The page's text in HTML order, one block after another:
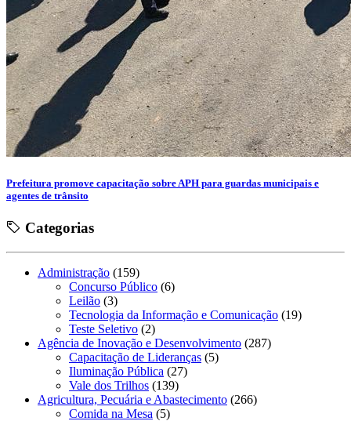
Prefeitura promove capacitação sobre APH para guardas municipais e
agentes de trânsito
Categorias
Administração (159)
Concurso Público (6)
Leilão (3)
Tecnologia da Informação e Comunicação (19)
Teste Seletivo (2)
Agência de Inovação e Desenvolvimento (287)
Capacitação de Lideranças (5)
Iluminação Pública (27)
Vale dos Trilhos (139)
Agricultura, Pecuária e Abastecimento (266)
Comida na Mesa (5)